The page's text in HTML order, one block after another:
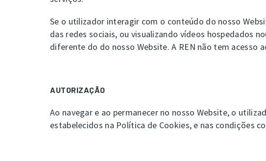
Se o utilizador interagir com o conteúdo do nosso
das redes sociais, ou visualizando vídeos hospedados
diferente do do nosso Website. A REN não tem acesso
AUTORIZAÇÃO
Ao navegar e ao permanecer no nosso Website, o
estabelecidos na Política de Cookies, e nas condições